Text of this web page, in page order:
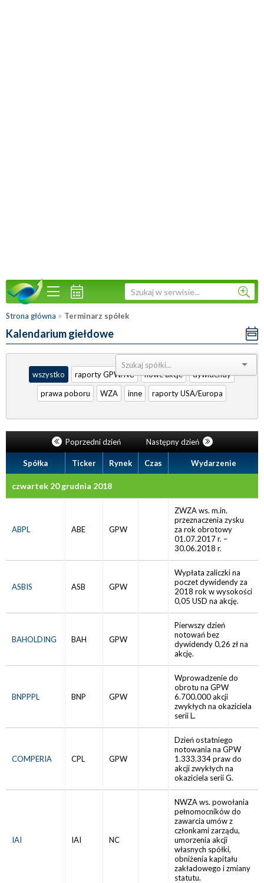
Strona główna » Terminarz spółek
Kalendarium giełdowe
Sortuj:
wszystko
raporty GPW/NC nowe akcje
dywidendy
prawa poboru
WZA inne raporty USA/Europa
Poprzedni dzień Następny dzień
Spółka Ticker Rynek Czas Wydarzenie
czwartek 20 grudnia 2018
ABPL ABE GPW
ZWZA ws. m.in.
przeznaczenia zysku
za rok obrotowy
01.07.2017 r. –
30.06.2018 r.
ASBIS ASB GPW
Wypłata zaliczki na
poczet dywidendy za
2018 rok w wysokości
0,05 USD na akcję.
BAHOLDING BAH GPW
Pierwszy dzień
notowań bez
dywidendy 0,26 zł na
akcję.
BNPPPL BNP GPW
Wprowadzenie do
obrotu na GPW
6.700.000 akcji
zwykłych na okaziciela
serii L.
COMPERIA CPL GPW
Dzień ostatniego
notowania na GPW
1.333.334 praw do
akcji zwykłych na
okaziciela serii G.
IAI IAI NC
NWZA ws. powołania
pełnomocników do
zawarcia umów z
członkami zarządu,
umorzenia akcji
własnych spółki,
obniżenia kapitału
zakładowego i zmiany
statutu.